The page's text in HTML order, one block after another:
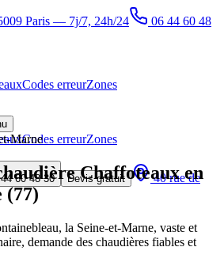
Paris — 7j/7, 24h/24
06 44 60 48
Codes erreurZones
Codes erreurZones
60 48 30 Devis gratuit
40 rue de
Marne
Chaffoteaux en
(77)
la Seine-et-Marne, vaste et
demande des chaudières fiables et